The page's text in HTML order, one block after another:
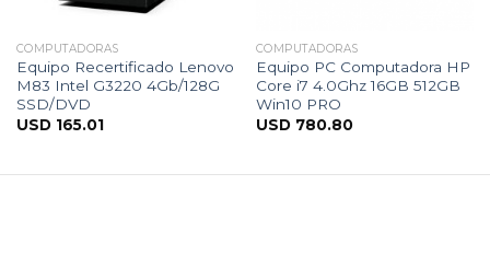
COMPUTADORAS
Equipo Recertificado Lenovo
M83 Intel G3220 4Gb/128G
SSD/DVD
USD 165.01
COMPUTADORAS
Equipo PC Computadora HP
Core i7 4.0Ghz 16GB 512GB
Win10 PRO
USD 780.80